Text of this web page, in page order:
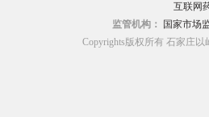
互联网
监管机构：
国家市场
Copyrights版权所有 石家庄